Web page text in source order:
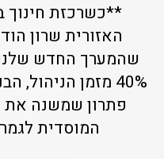
**כשרכזת חינוך
האזורית שרון
שהמערך החדש
40% מזמן הניהול,
פתרון שמשנה את
המוסדית